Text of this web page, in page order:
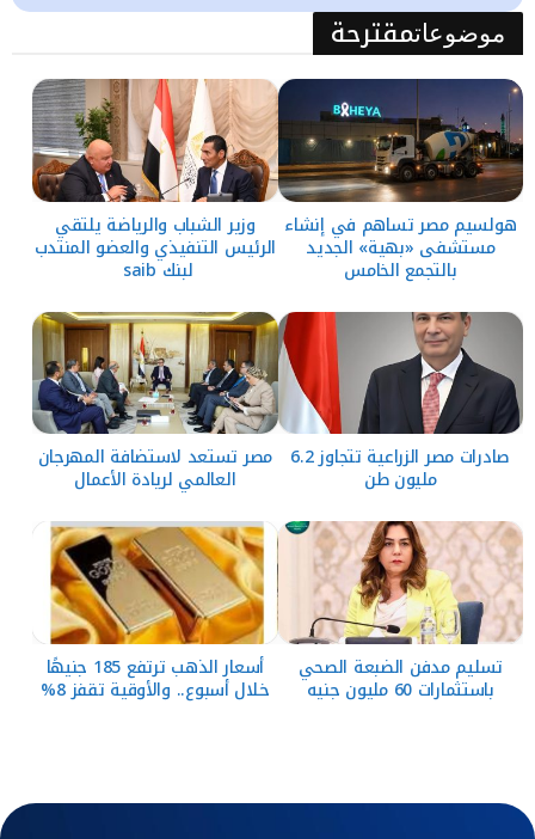
موضوعاتمقترحة
هولسيم مصر تساهم في إنشاء
مستشفى «بهية» الجديد
بالتجمع الخامس
وزير الشباب والرياضة يلتقي
الرئيس التنفيذي والعضو المنتدب
لبنك saib
صادرات مصر الزراعية تتجاوز 6.2
مليون طن
مصر تستعد لاستضافة المهرجان
العالمي لريادة الأعمال
تسليم مدفن الضبعة الصحي
باستثمارات 60 مليون جنيه
أسعار الذهب ترتفع 185 جنيهًا
خلال أسبوع.. والأوقية تقفز 8%